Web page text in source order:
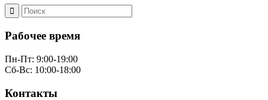
Рабочее время
Пн-Пт: 9:00-19:00
Сб-Вс: 10:00-18:00
Контакты